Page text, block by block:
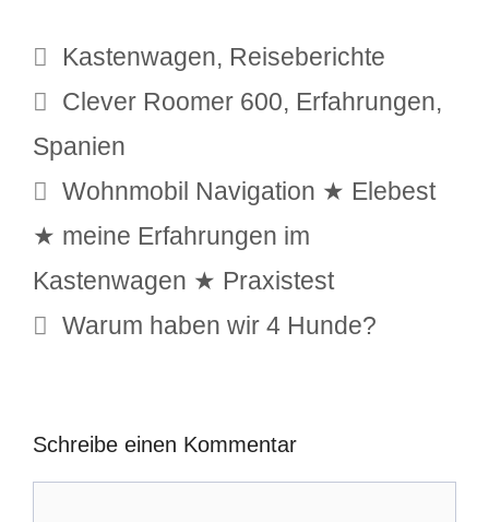
Kategorien
Kastenwagen, Reiseberichte
Schlagwörter
Clever Roomer 600, Erfahrungen,
Spanien
Wohnmobil Navigation ★ Elebest
★ meine Erfahrungen im
Kastenwagen ★ Praxistest
Warum haben wir 4 Hunde?
Schreibe einen Kommentar